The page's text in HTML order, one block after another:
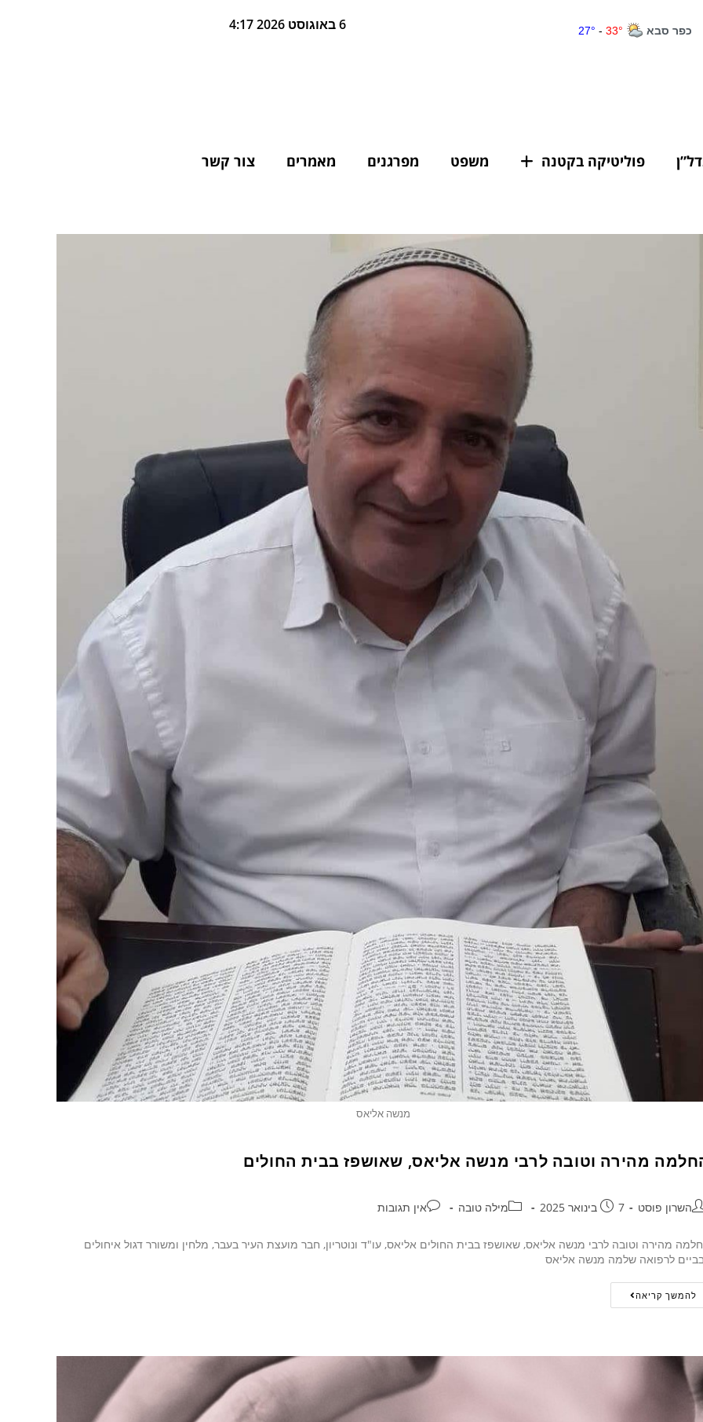
6 באוגוסט 2026 4:17
פוליטיקה בקטנה משפט מפרגנים מאמרים צור קשר
מנשה אליאס
מהירה וטובה לרבי מנשה אליאס, שאושפז בבית החולים
השרון פוסט 7 בינואר 2025 מילה טובה אין תגובות
מהירה וטובה לרבי מנשה אליאס, שאושפז בבית החולים אליאס, עו"ד ונוטריון, חבר מועצת העיר בעבר, מלחין ומשורר דגול איחולים
לרפואה שלמה מנשה אליאס
להמשך קריאה